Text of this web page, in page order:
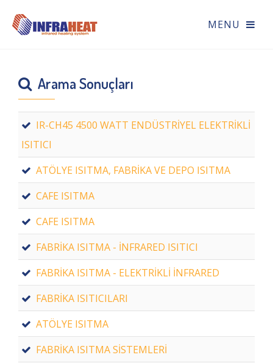
Arama Sonuçları
IR-CH45 4500 WATT ENDÜSTRİYEL ELEKTRİKLİ
ISITICI
ATÖLYE ISITMA, FABRİKA VE DEPO ISITMA
CAFE ISITMA
CAFE ISITMA
FABRİKA ISITMA - İNFRARED ISITICI
FABRİKA ISITMA - ELEKTRİKLİ İNFRARED
FABRİKA ISITICILARI
ATÖLYE ISITMA
FABRİKA ISITMA SİSTEMLERİ